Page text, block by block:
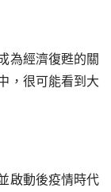
為經濟復甦的關
，很可能看到大
啟動後疫情時代